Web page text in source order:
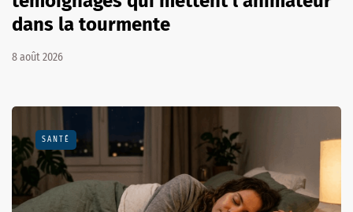
dans la tourmente
8 août 2026
SANTÉ